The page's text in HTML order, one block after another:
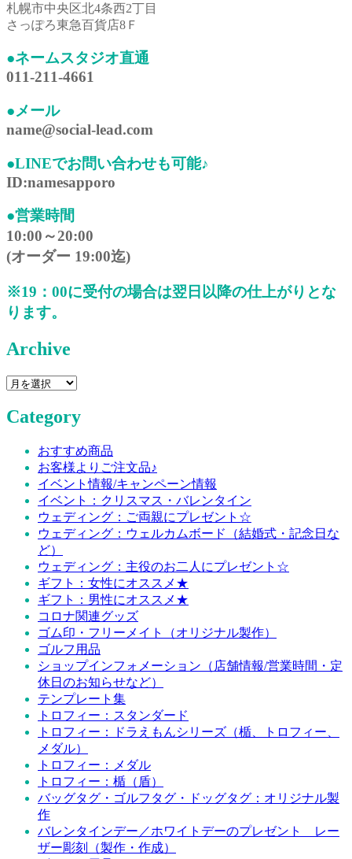
札幌市中央区北4条西2丁目
さっぽろ東急百貨店8Ｆ
●ネームスタジオ直通
011-211-4661
●メール
name@social-lead.com
●LINEでお問い合わせも可能♪
ID:namesapporo
●営業時間
10:00～20:00
(オーダー 19:00迄)
※19：00に受付の場合は翌日以降の仕上がりとな
ります。
Archive
Category
おすすめ商品
お客様よりご注文品♪
イベント情報/キャンペーン情報
イベント：クリスマス・バレンタイン
ウェディング：ご両親にプレゼント☆
ウェディング：ウェルカムボード（結婚式・記念日な
ど）
ウェディング：主役のお二人にプレゼント☆
ギフト：女性にオススメ★
ギフト：男性にオススメ★
コロナ関連グッズ
ゴム印・フリーメイト（オリジナル製作）
ゴルフ用品
ショップインフォメーション（店舗情報/営業時間・定
休日のお知らせなど）
テンプレート集
トロフィー：スタンダード
トロフィー：ドラえもんシリーズ（楯、トロフィー、
メダル）
トロフィー：メダル
トロフィー：楯（盾）
バッグタグ・ゴルフタグ・ドッグタグ：オリジナル製
作
バレンタインデー／ホワイトデーのプレゼント レー
ザー彫刻（製作・作成）